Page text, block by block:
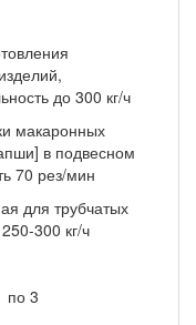
до 300 кг/ч
макаронных
в подвесном
70 рез/мин
для трубчатых
300 кг/ч
по 3